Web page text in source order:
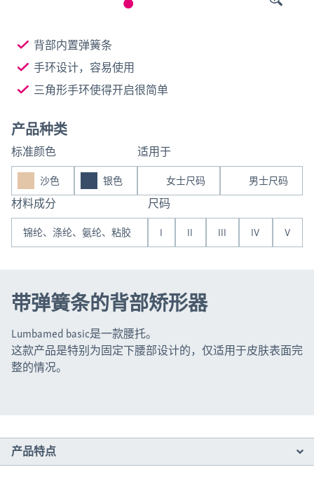
背部内置弹簧条
手环设计，容易使用
三角形手环使得开启很简单
产品种类
标准颜色
沙色 银色
适用于
女士尺码 男士尺码
材料成分
锦纶、涤纶、氨纶、粘胶
尺码
I II III IV V
带弹簧条的背部矫形器
Lumbamed basic是一款腰托。
这款产品是特别为固定下腰部设计的，仅适用于皮肤表面完
整的情况。
产品特点